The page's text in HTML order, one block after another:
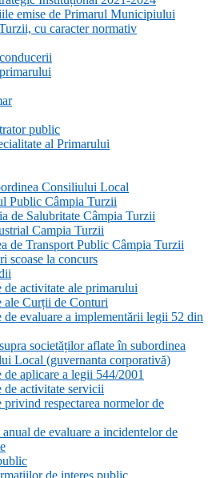
emise de Primarul Municipiului
cu caracter normativ
public
al Primarului
Consiliului Local
Public Câmpia Turzii
de Salubritate Câmpia Turzii
Campia Turzii
de Transport Public Câmpia Turzii
scoase la concurs
de activitate ale primarului
ale Curții de Conturi
de evaluare a implementării legii 52 din
societăților aflate în subordinea
Local (guvernanta corporativă)
de aplicare a legii 544/2001
de activitate servicii
privind respectarea normelor de
de evaluare a incidentelor de
de interes public